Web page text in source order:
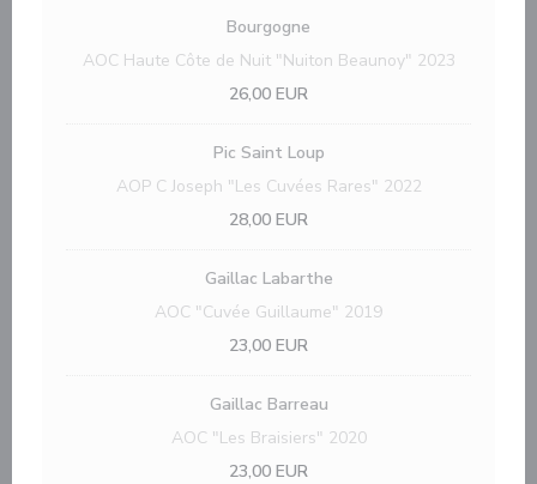
Bourgogne
AOC Haute Côte de Nuit "Nuiton Beaunoy" 2023
26,00 EUR
Pic Saint Loup
AOP C Joseph "Les Cuvées Rares" 2022
28,00 EUR
Gaillac Labarthe
AOC "Cuvée Guillaume" 2019
23,00 EUR
Gaillac Barreau
AOC "Les Braisiers" 2020
23,00 EUR